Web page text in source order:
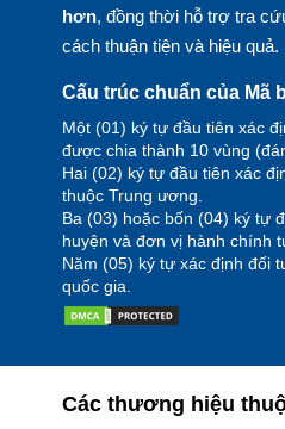
hơn, đồng thời hỗ trợ tra
cách thuận tiện và hiệu quả.
Cấu trúc chuẩn của Mã
Một (01) ký tự đầu tiên xác
được chia thành 10 vùng
Hai (02) ký tự đầu tiên xác
thuộc Trung ương.
Ba (03) hoặc bốn (04) ký tự
huyện và đơn vị hành chính
Năm (05) ký tự xác định đối
quốc gia.
Các thương hiệu